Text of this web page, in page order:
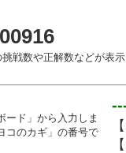
戦数や正解数などが表
ード」から入力しま
コのカギ」の番号で